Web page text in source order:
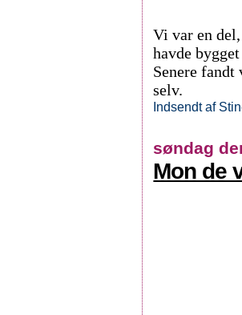
Vi var en
havde
Senere fandt
selv.
Indsendt af
søndag
Mon de